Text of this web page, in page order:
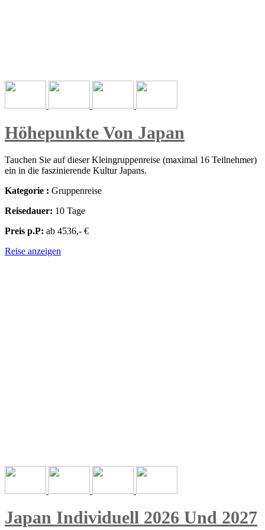
Höhepunkte Von Japan
Tauchen Sie auf dieser Kleingruppenreise (maximal 16 Teilnehmer)
ein in die faszinierende Kultur Japans.
Kategorie : Gruppenreise
Reisedauer: 10 Tage
Preis p.P: ab 4536,- €
Reise anzeigen
Japan Individuell 2026 Und 2027